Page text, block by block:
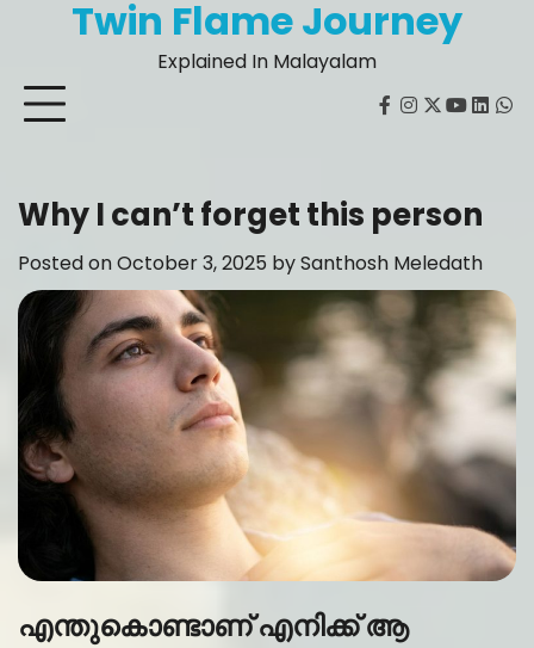
Twin Flame Journey
Explained In Malayalam
facebook
instagram
twitter
youtube
Why I can’t forget this person
Posted onOctober 3, 2025 bySanthosh Meledath
എന്തുകൊണ്ടാണ് എനിക്ക് ആ